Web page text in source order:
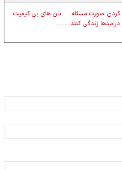
صورت مسئله.......نان های بی کیفیت
زندگی کنند..........